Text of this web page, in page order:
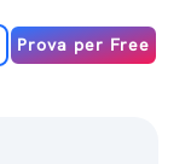
Prova per Free